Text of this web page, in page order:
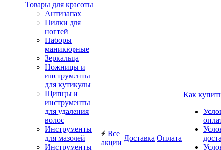
Товары для красоты
Антизапах
Пилки для
ногтей
Наборы
маникюрные
Зеркальца
Ножницы и
инструменты
для кутикулы
Щипцы и
инструменты
для удаления
волос
Инструменты
для мазолей
Инструменты
Все
акции
Доставка Оплата
Как